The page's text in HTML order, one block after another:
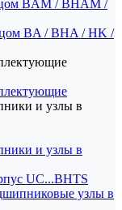
BAM / BHAM /
BA / BHA / HK /
и узлы в
и узлы в
UC...BHTS
узлы в